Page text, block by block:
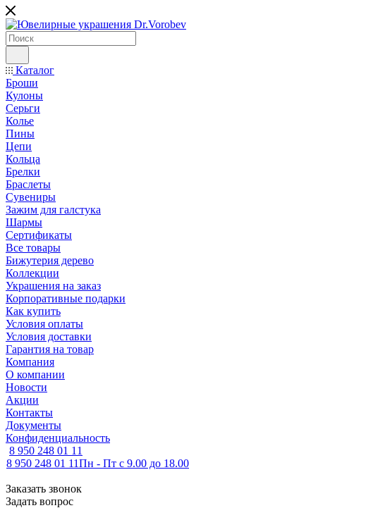
Каталог
Броши
Кулоны
Серьги
Колье
Пины
Цепи
Кольца
Брелки
Браслеты
Сувениры
Зажим для галстука
Шармы
Сертификаты
Все товары
Бижутерия дерево
Коллекции
Украшения на заказ
Корпоративные подарки
Как купить
Условия оплаты
Условия доставки
Гарантия на товар
Компания
О компании
Новости
Акции
Контакты
Документы
Конфиденциальность
8 950 248 01 11
8 950 248 01 11Пн - Пт с 9.00 до 18.00
Заказать звонок
Задать вопрос